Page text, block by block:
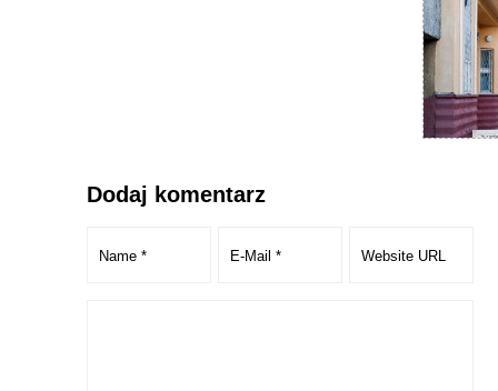
Dodaj komentarz